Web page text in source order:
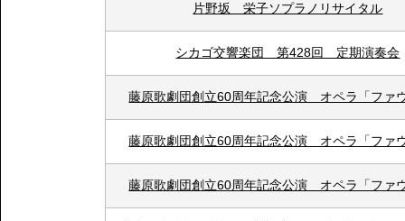
片野坂 栄子ソプラノリサイタル
シカゴ交響楽団 第428回 定期演奏会
藤原歌劇団創立60周年記念公演 オペラ「ファ
藤原歌劇団創立60周年記念公演 オペラ「ファ
藤原歌劇団創立60周年記念公演 オペラ「ファ